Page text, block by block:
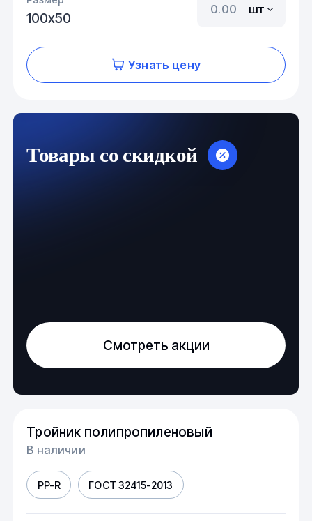
100х50
шт
Узнать цену
Товары со скидкой
Смотреть акции
Тройник полипропиленовый
В наличии
PP-R ГОСТ 32415-2013